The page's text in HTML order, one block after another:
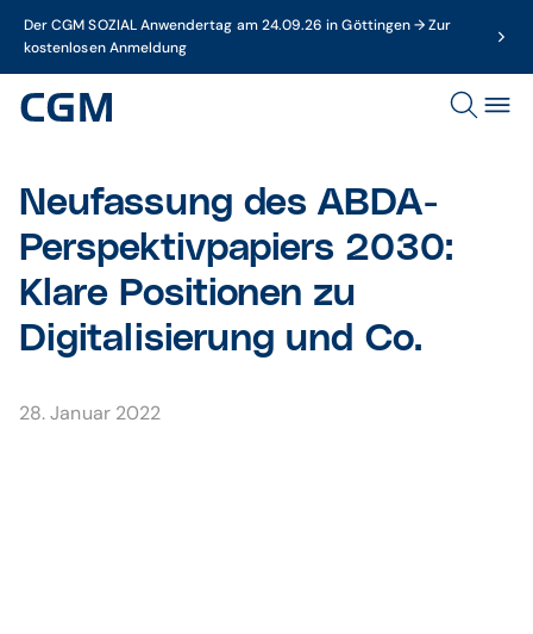
Der CGM SOZIAL Anwendertag am 24.09.26 in Göttingen → Zur
kostenlosen Anmeldung
Neufassung des ABDA-
Perspektivpapiers 2030:
Klare Positionen zu
Digitalisierung und Co.
28. Januar 2022